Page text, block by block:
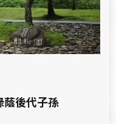
蔭後代子孫